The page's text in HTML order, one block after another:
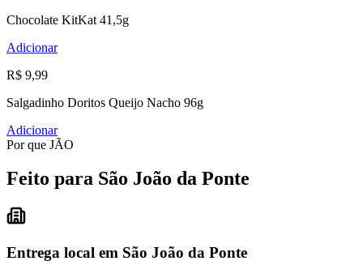
Chocolate KitKat 41,5g
Adicionar
R$ 9,99
Salgadinho Doritos Queijo Nacho 96g
Adicionar
Por que JÃO
Feito para São João da Ponte
Entrega local em São João da Ponte